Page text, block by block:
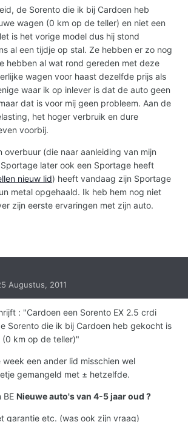
de Sorento die ik bij Cardoen heb
wagen (0 km op de teller) en niet een
is het vorige model dus hij stond
al een tijdje op stal. Ze hebben er zo nog
hebben al wat rond gereden met deze
wagen voor haast dezelfde prijs als
waar ik op inlever is dat de auto geen
dat is voor mij geen probleem. Aan de
het hoger verbruik en dure
voorbij.
overbuur (die naar aanleiding van mijn
later ook een Sportage heeft
nieuw lid) heeft vandaag zijn Sportage
metal opgehaald. Ik heb hem nog niet
zijn eerste ervaringen met zijn auto.
Augustus, 2011
: "Cardoen een Sorento EX 2.5 crdi
Sorento die ik bij Cardoen heb gekocht is
km op de teller)"
een ander lid misschien wel
gemangeld met ± hetzelfde.
BE Nieuwe auto's van 4-5 jaar oud ?
garantie etc. (was ook zijn vraag)